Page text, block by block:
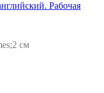
Рабочая
см